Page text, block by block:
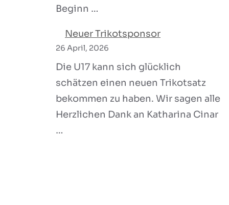
Beginn …
Neuer Trikotsponsor
26 April, 2026
Die U17 kann sich glücklich
schätzen einen neuen Trikotsatz
bekommen zu haben. Wir sagen alle
Herzlichen Dank an Katharina Cinar
…